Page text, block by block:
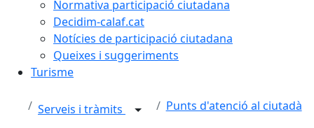
Normativa participació ciutadana
Decidim-calaf.cat
Notícies de participació ciutadana
Queixes i suggeriments
Turisme
Serveis i tràmits Punts d'atenció al ciutadà